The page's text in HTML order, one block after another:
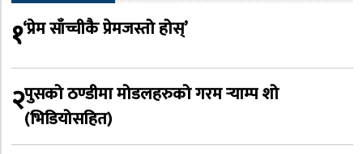
१‘प्रेम साँच्चीकै प्रेमजस्तो होस्’
२पुसको ठण्डीमा मोडलहरुको गरम र्‍याम्प शो
(भिडियोसहित)